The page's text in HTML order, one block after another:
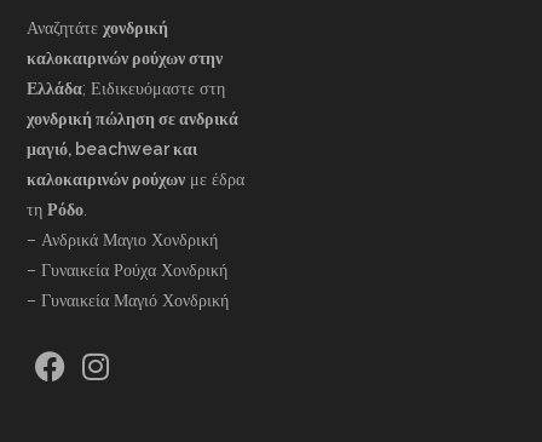
Αναζητάτεχονδρική
καλοκαιρινών ρούχων στην
Ελλάδα; Ειδικευόμαστε στη
χονδρική πώληση σε ανδρικά
μαγιό, beachwear και
καλοκαιρινών ρούχων με έδρα
τηΡόδο.
– Ανδρικά Μαγιο Χονδρική
– Γυναικεία Ρούχα Χονδρική
– Γυναικεία Μαγιό Χονδρική